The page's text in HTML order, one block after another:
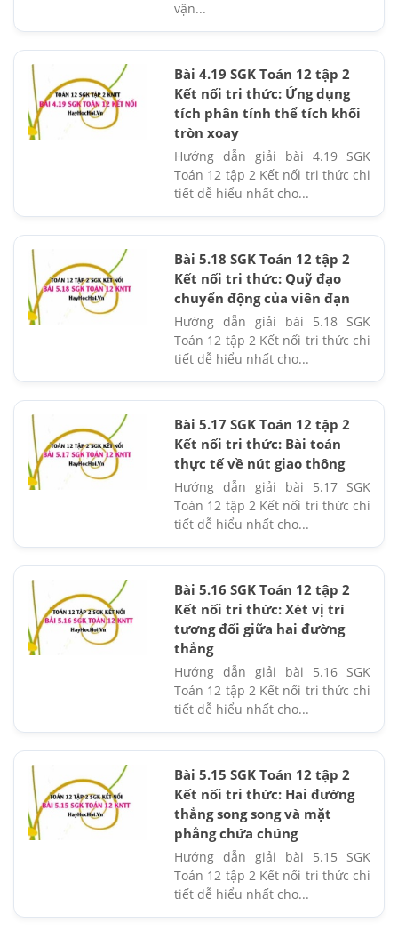
vận...
Bài 4.19 SGK Toán 12 tập 2
Kết nối tri thức: Ứng dụng
tích phân tính thể tích khối
tròn xoay
Hướng dẫn giải bài 4.19 SGK
Toán 12 tập 2 Kết nối tri thức chi
tiết dễ hiểu nhất cho...
Bài 5.18 SGK Toán 12 tập 2
Kết nối tri thức: Quỹ đạo
chuyển động của viên đạn
Hướng dẫn giải bài 5.18 SGK
Toán 12 tập 2 Kết nối tri thức chi
tiết dễ hiểu nhất cho...
Bài 5.17 SGK Toán 12 tập 2
Kết nối tri thức: Bài toán
thực tế về nút giao thông
Hướng dẫn giải bài 5.17 SGK
Toán 12 tập 2 Kết nối tri thức chi
tiết dễ hiểu nhất cho...
Bài 5.16 SGK Toán 12 tập 2
Kết nối tri thức: Xét vị trí
tương đối giữa hai đường
thẳng
Hướng dẫn giải bài 5.16 SGK
Toán 12 tập 2 Kết nối tri thức chi
tiết dễ hiểu nhất cho...
Bài 5.15 SGK Toán 12 tập 2
Kết nối tri thức: Hai đường
thẳng song song và mặt
phẳng chứa chúng
Hướng dẫn giải bài 5.15 SGK
Toán 12 tập 2 Kết nối tri thức chi
tiết dễ hiểu nhất cho...